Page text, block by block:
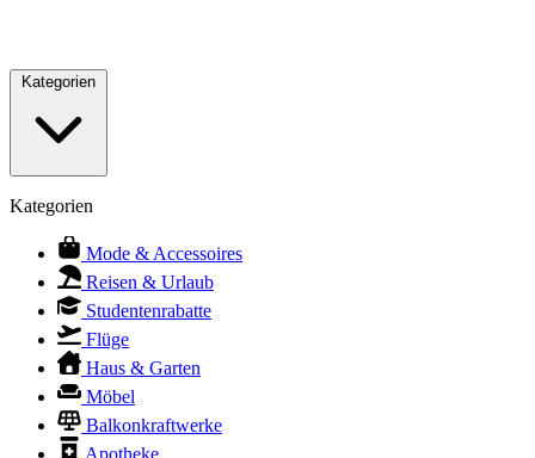
Kategorien
Mode & Accessoires
Reisen & Urlaub
Studentenrabatte
Flüge
Haus & Garten
Möbel
Balkonkraftwerke
Apotheke